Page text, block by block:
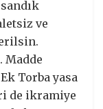
ve
Madde
Torba yasa
de ikramiye